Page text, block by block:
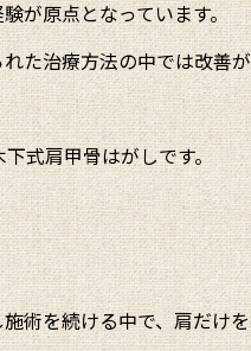
が原点となっています。
た治療方法の中では改善
式肩甲骨はがしです。
術を続ける中で、肩だけ